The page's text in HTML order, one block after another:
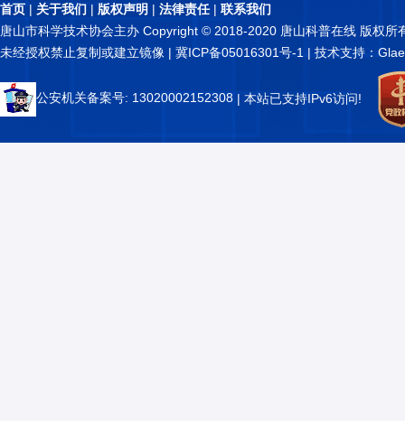
首页 | 关于我们 | 版权声明 | 法律责任| 联系我们
唐山市科学技术协会主办 Copyright © 2018-2020 唐山科普在线 版权所
未经授权禁止复制或建立镜像 | 冀ICP备05016301号-1 | 技术支持：
公安机关备案号: 13020002152308 | 本站已支持IPv6访问!